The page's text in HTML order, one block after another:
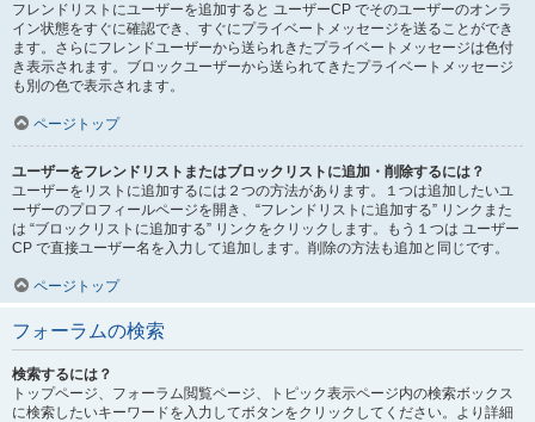
フレンドリストにユーザーを追加すると ユーザーCP でそのユーザーのオンラ
イン状態をすぐに確認でき、すぐにプライベートメッセージを送ることができ
ます。さらにフレンドユーザーから送られきたプライベートメッセージは色付
き表示されます。ブロックユーザーから送られてきたプライベートメッセージ
も別の色で表示されます。
ページトップ
ユーザーをフレンドリストまたはブロックリストに追加・削除するには？
ユーザーをリストに追加するには２つの方法があります。１つは追加したいユ
ーザーのプロフィールページを開き、“フレンドリストに追加する” リンクまた
は “ブロックリストに追加する” リンクをクリックします。もう１つは ユーザー
CP で直接ユーザー名を入力して追加します。削除の方法も追加と同じです。
ページトップ
フォーラムの検索
検索するには？
トップページ、フォーラム閲覧ページ、トピック表示ページ内の検索ボックス
に検索したいキーワードを入力してボタンをクリックしてください。より詳細